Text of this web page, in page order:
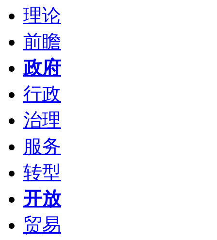
理论
前瞻
政府
行政
治理
服务
转型
开放
贸易